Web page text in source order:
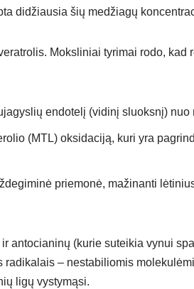
didžiausia šių medžiagų
Moksliniai tyrimai rodo, kad
endotelį (vidinį sluoksnį) nuo
(MTL) oksidaciją, kuri yra
priemonė, mažinanti
antocianinų (kurie suteikia vynui
– nestabiliomis
ligų vystymąsi.